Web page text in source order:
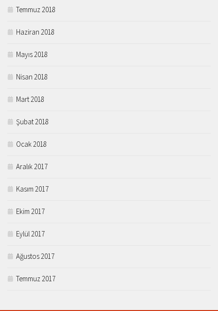
Temmuz 2018
Haziran 2018
Mayıs 2018
Nisan 2018
Mart 2018
Şubat 2018
Ocak 2018
Aralık 2017
Kasım 2017
Ekim 2017
Eylül 2017
Ağustos 2017
Temmuz 2017